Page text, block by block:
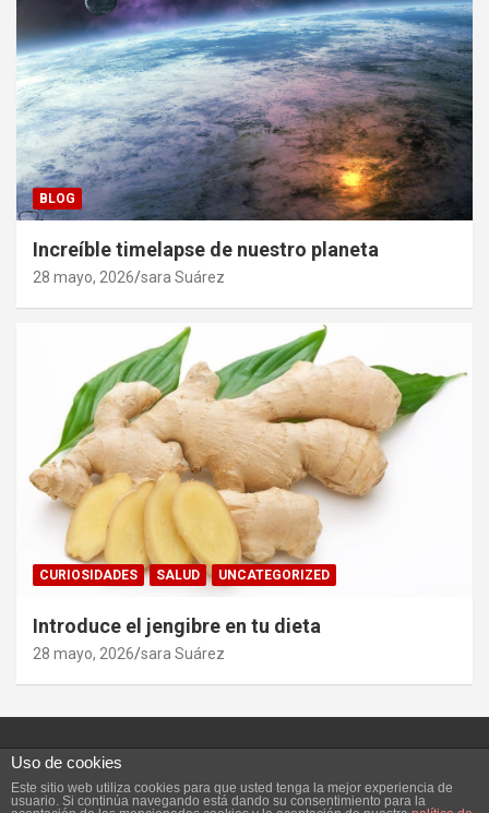
BLOG
Increíble timelapse de nuestro planeta
28 mayo, 2026 sara Suárez
CURIOSIDADES SALUD UNCATEGORIZED
Introduce el jengibre en tu dieta
28 mayo, 2026 sara Suárez
Copyright ©2026Vivefeliz :) Tema por:Theme Horse
Uso de cookies
Este sitio web utiliza cookies para que usted tenga la mejor experiencia de
usuario. Si continúa navegando está dando su consentimiento para la